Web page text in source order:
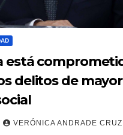
está
delitos de mayor
VERÓNICA ANDRADE CRUZ